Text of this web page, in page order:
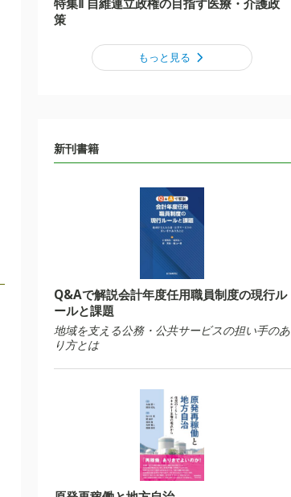
特集Ⅱ 自維連立政権の目指す医療・介護政
策
もっと見る
新刊書籍
Q&Aで解説会計年度任用職員制度の現行ル
ールと課題
地域を支える公務・公共サービスの担い手のあ
り方とは